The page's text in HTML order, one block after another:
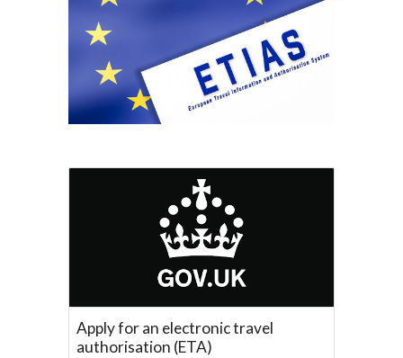
Apply for an electronic travel
authorisation (ETA)